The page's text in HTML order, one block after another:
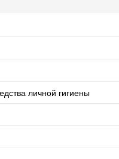
личной гигиены